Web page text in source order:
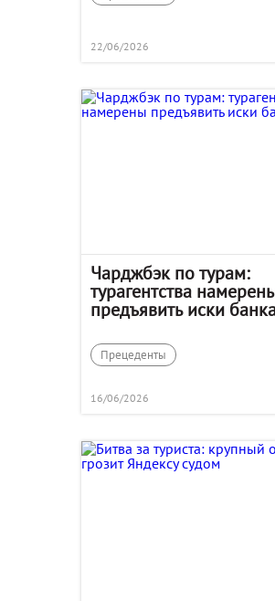
22/06/2026
Чарджбэк по турам:
турагентства
предъявить иски
Прецеденты
16/06/2026